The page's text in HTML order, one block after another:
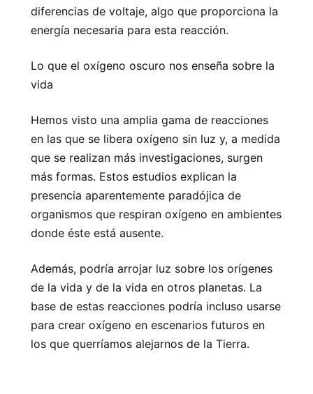
diferencias de voltaje, algo que proporciona la
energía necesaria para esta reacción.
Lo que el oxígeno oscuro nos enseña sobre la
vida
Hemos visto una amplia gama de reacciones
en las que se libera oxígeno sin luz y, a medida
que se realizan más investigaciones, surgen
más formas. Estos estudios explican la
presencia aparentemente paradójica de
organismos que respiran oxígeno en ambientes
donde éste está ausente.
Además, podría arrojar luz sobre los orígenes
de la vida y de la vida en otros planetas. La
base de estas reacciones podría incluso usarse
para crear oxígeno en escenarios futuros en
los que querríamos alejarnos de la Tierra.